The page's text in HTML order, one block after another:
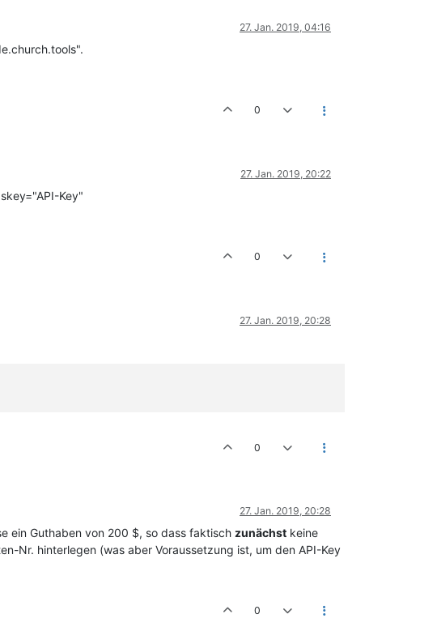
27. Jan. 2019, 04:16
0
27. Jan. 2019, 20:22
Key"
0
27. Jan. 2019, 20:28
0
27. Jan. 2019, 20:28
ein Guthaben von 200 $, so dass faktisch zunächst keine
Nr. hinterlegen (was aber Voraussetzung ist, um den API-Key
0